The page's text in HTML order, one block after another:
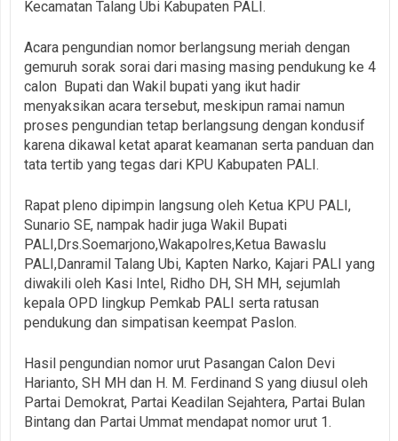
Kecamatan Talang Ubi Kabupaten PALI.
Acara pengundian nomor berlangsung meriah dengan
gemuruh sorak sorai dari masing masing pendukung ke 4
calon Bupati dan Wakil bupati yang ikut hadir
menyaksikan acara tersebut, meskipun ramai namun
proses pengundian tetap berlangsung dengan kondusif
karena dikawal ketat aparat keamanan serta panduan dan
tata tertib yang tegas dari KPU Kabupaten PALI.
Rapat pleno dipimpin langsung oleh Ketua KPU PALI,
Sunario SE, nampak hadir juga Wakil Bupati
PALI,Drs.Soemarjono,Wakapolres,Ketua Bawaslu
PALI,Danramil Talang Ubi, Kapten Narko, Kajari PALI yang
diwakili oleh Kasi Intel, Ridho DH, SH MH, sejumlah
kepala OPD lingkup Pemkab PALI serta ratusan
pendukung dan simpatisan keempat Paslon.
Hasil pengundian nomor urut Pasangan Calon Devi
Harianto, SH MH dan H. M. Ferdinand S yang diusul oleh
Partai Demokrat, Partai Keadilan Sejahtera, Partai Bulan
Bintang dan Partai Ummat mendapat nomor urut 1.